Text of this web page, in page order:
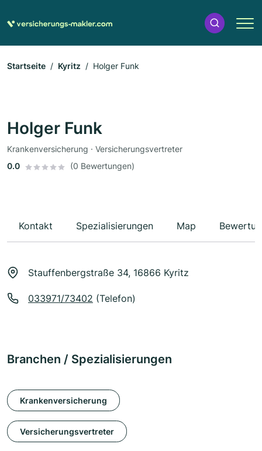
Startseite Kyritz Holger Funk
Holger Funk
Krankenversicherung · Versicherungsvertreter
0.0
(0 Bewertungen)
Kontakt Spezialisierungen Map
Stauffenbergstraße 34, 16866 Kyritz
033971/73402 (Telefon)
Branchen / Spezialisierungen
Krankenversicherung
Versicherungsvertreter